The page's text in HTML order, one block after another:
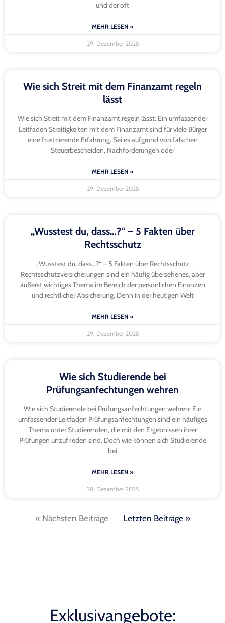
und der oft
MEHR LESEN »
29. Dezember 2025
Wie sich Streit mit dem Finanzamt regeln
lässt
Wie sich Streit mit dem Finanzamt regeln lässt: Ein umfassender
Leitfaden Streitigkeiten mit dem Finanzamt sind für viele Bürger
eine frustrierende Erfahrung. Sei es aufgrund von falschen
Steuerbescheiden, Nachforderungen oder
MEHR LESEN »
29. Dezember 2025
„Wusstest du, dass…?“ – 5 Fakten über
Rechtsschutz
„Wusstest du, dass…?“ – 5 Fakten über Rechtsschutz
Rechtsschutzversicherungen sind ein häufig übersehenes, aber
äußerst wichtiges Thema im Bereich der persönlichen Finanzen
und rechtlicher Absicherung. Denn in der heutigen Welt
MEHR LESEN »
29. Dezember 2025
Wie sich Studierende bei
Prüfungsanfechtungen wehren
Wie sich Studierende bei Prüfungsanfechtungen wehren: Ein
umfassender Leitfaden Prüfungsanfechtungen sind ein häufiges
Thema unter Studierenden, die mit den Ergebnissen ihrer
Prüfungen unzufrieden sind. Doch wie können sich Studierende
bei
MEHR LESEN »
28. Dezember 2025
« Nächsten Beiträge Letzten Beiträge »
Exklusivangebote: